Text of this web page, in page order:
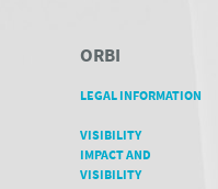
ORBI
LEGAL INFORMATION
VISIBILITY
IMPACT AND
VISIBILITY